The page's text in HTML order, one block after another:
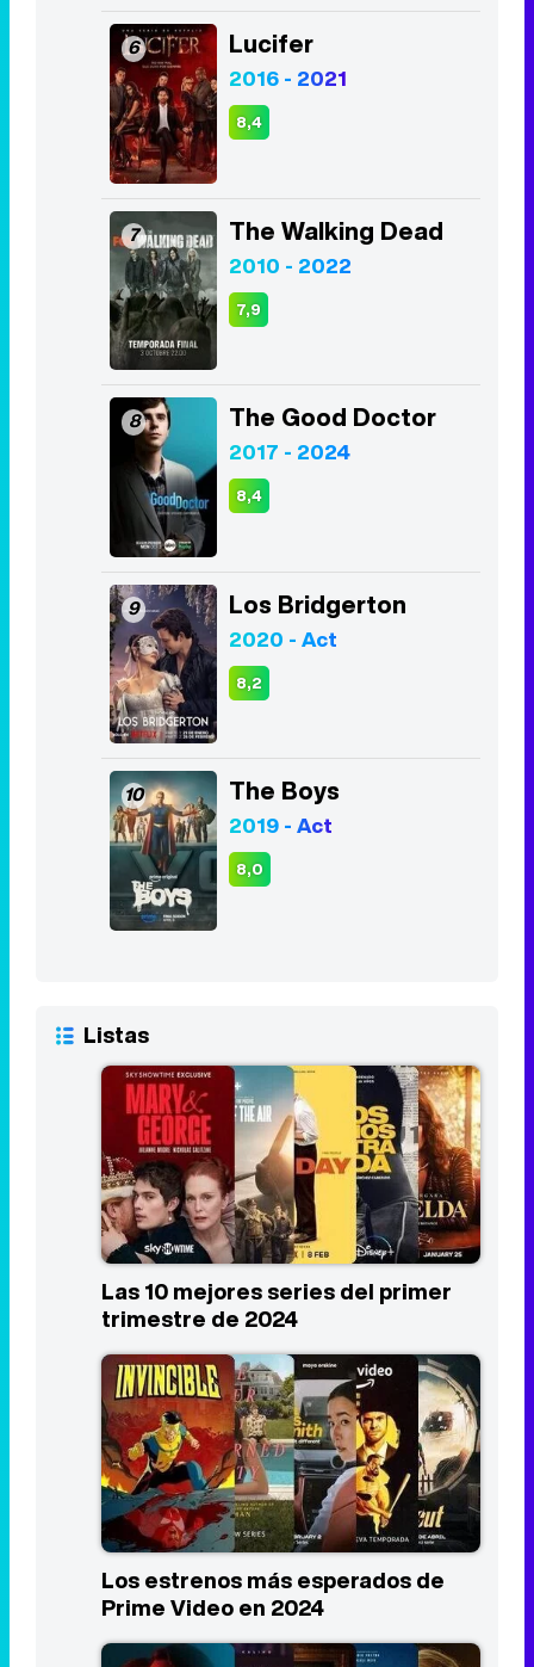
6 Lucifer
2016 - 2021
8,4
7 The Walking Dead
2010 - 2022
7,9
8 The Good Doctor
2017 - 2024
8,4
9 Los Bridgerton
2020 - Act
8,2
10 The Boys
2019 - Act
8,0
Listas
Las 10 mejores series del primer
trimestre de 2024
Los estrenos más esperados de
Prime Video en 2024